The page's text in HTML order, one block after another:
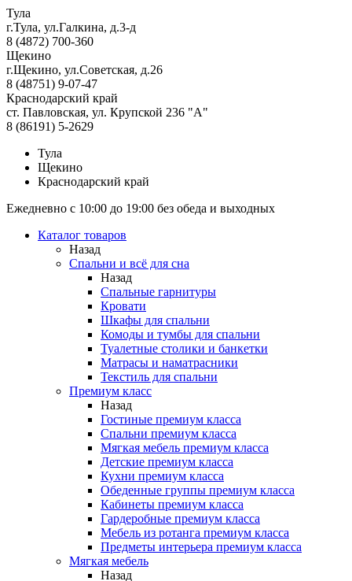
Тула
г.Тула, ул.Галкина, д.3-д
8 (4872) 700-360
Щекино
г.Щекино, ул.Советская, д.26
8 (48751) 9-07-47
Краснодарский край
ст. Павловская, ул. Крупской 236 "А"
8 (86191) 5-2629
Тула
Щекино
Краснодарский край
Ежедневно с 10:00 до 19:00 без обеда и выходных
Каталог товаров
Назад
Спальни и всё для сна
Назад
Спальные гарнитуры
Кровати
Шкафы для спальни
Комоды и тумбы для спальни
Туалетные столики и банкетки
Матрасы и наматрасники
Текстиль для спальни
Премиум класс
Назад
Гостиные премиум класса
Спальни премиум класса
Мягкая мебель премиум класса
Детские премиум класса
Кухни премиум класса
Обеденные группы премиум класса
Кабинеты премиум класса
Гардеробные премиум класса
Мебель из ротанга премиум класса
Предметы интерьера премиум класса
Мягкая мебель
Назад